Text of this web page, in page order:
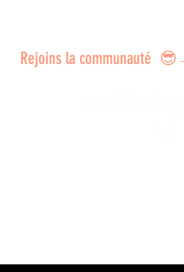
des artistes, vibrez aux
Rejoins la communauté